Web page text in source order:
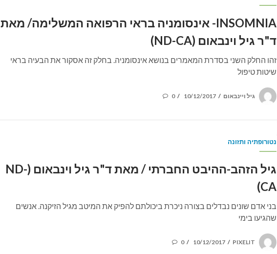
INSOMNIA- אינסומניה בראי הרפואה המשלימה/ מאת
ד"ר גיל וינבאום (ND-CA)
זהו החלק השני בסדרת המאמרים בנושא אינסומניה. בחלק זה אסקור את הבעיה בראי
שיטות טיפול
גיל ויינבאום /
POSTED
10/12/2017
/
0
נטורופתיה ותזונה
גיל הזהב-ההיבט החברתי / מאת ד"ר גיל וינבאום (ND-
CA)
בני אדם שונים נבדלים בצורה ניכרת ביכולתם להפיק את המיטב מגיל הזיקנה. אנשים
שהגיעו בימי
PIXELIT
/
POSTED
10/12/2017
/
0